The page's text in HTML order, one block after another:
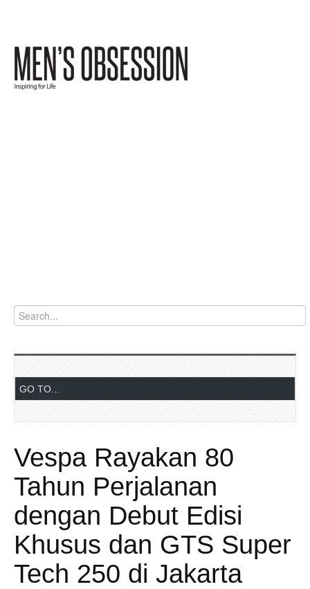
Vespa Rayakan 80
Tahun Perjalanan
dengan Debut Edisi
Khusus dan GTS Super
Tech 250 di Jakarta